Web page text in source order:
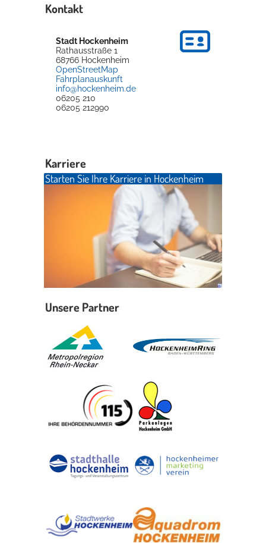
Kontakt
Stadt Hockenheim
Rathausstraße 1
68766 Hockenheim
OpenStreetMap
Fahrplanauskunft
info@hockenheim.de
06205 210
06205 212990
Karriere
Starten Sie Ihre Karriere in Hockenheim
Unsere Partner